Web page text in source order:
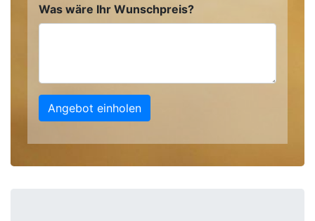
Was wäre Ihr Wunschpreis?
Angebot einholen